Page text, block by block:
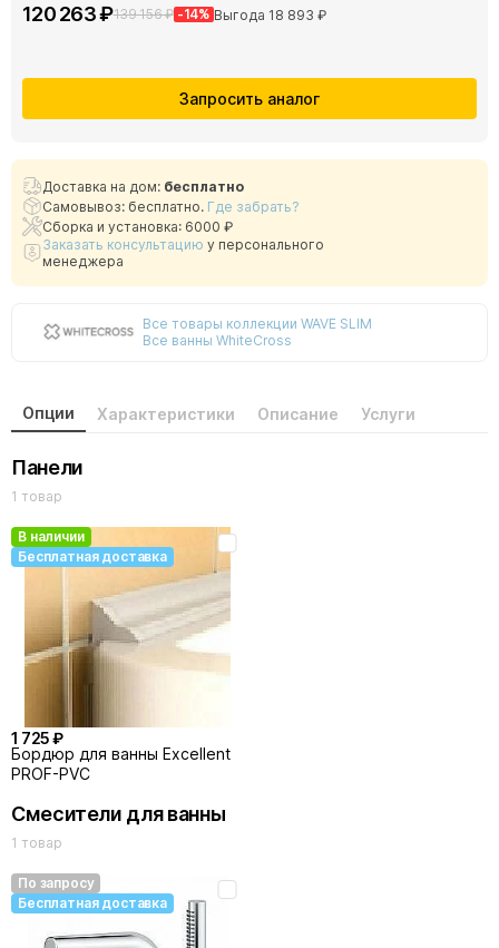
120 263 ₽139 156 ₽ -14% Выгода 18 893 ₽
Запросить аналог
Доставка на дом: бесплатно
Самовывоз: бесплатно. Где забрать?
Сборка и установка: 6000 ₽
Заказать консультацию у персонального
менеджера
Все товары коллекции WAVE SLIM
Все ванны WhiteCross
Опции Характеристики Описание Услуги
Панели
1 товар
В наличии
Бесплатная доставка
1 725 ₽
Бордюр для ванны Excellent
PROF-PVC
Смесители для ванны
1 товар
По запросу
Бесплатная доставка